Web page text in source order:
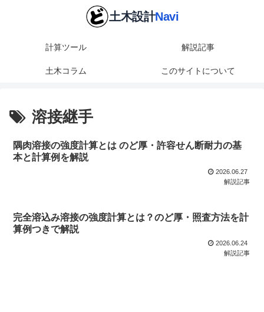
計算ツール 解説記事
土木コラム このサイトについて
溶接継手
隅肉溶接の強度計算とは のど厚・許容せん断耐力の基
本と計算例を解説
2026.06.27
解説記事
完全溶込み溶接の強度計算とは？のど厚・照査方法を計
算例つきで解説
2026.06.24
解説記事